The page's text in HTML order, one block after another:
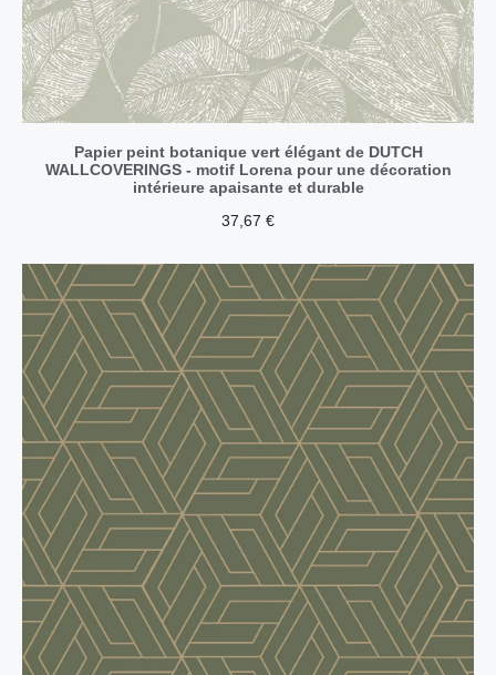
Papier peint botanique vert élégant de DUTCH
WALLCOVERINGS - motif Lorena pour une décoration
intérieure apaisante et durable
37,67 €